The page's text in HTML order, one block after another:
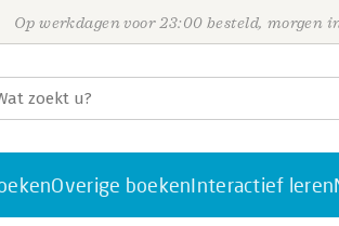
Op werkdagen voor 23:00 besteld, morgen
Overige boekenInteractief leren